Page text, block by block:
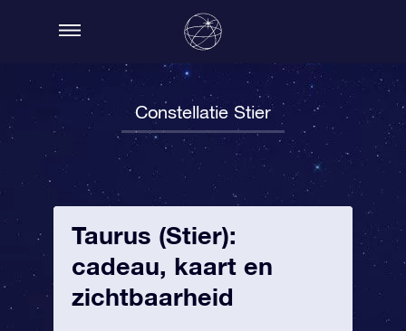
Constellatie Stier
Taurus (Stier):
cadeau, kaart en
zichtbaarheid